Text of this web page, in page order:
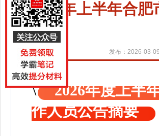
2026年上半年合肥
发布：2026-03-
2026年度上半
作人员公告摘要